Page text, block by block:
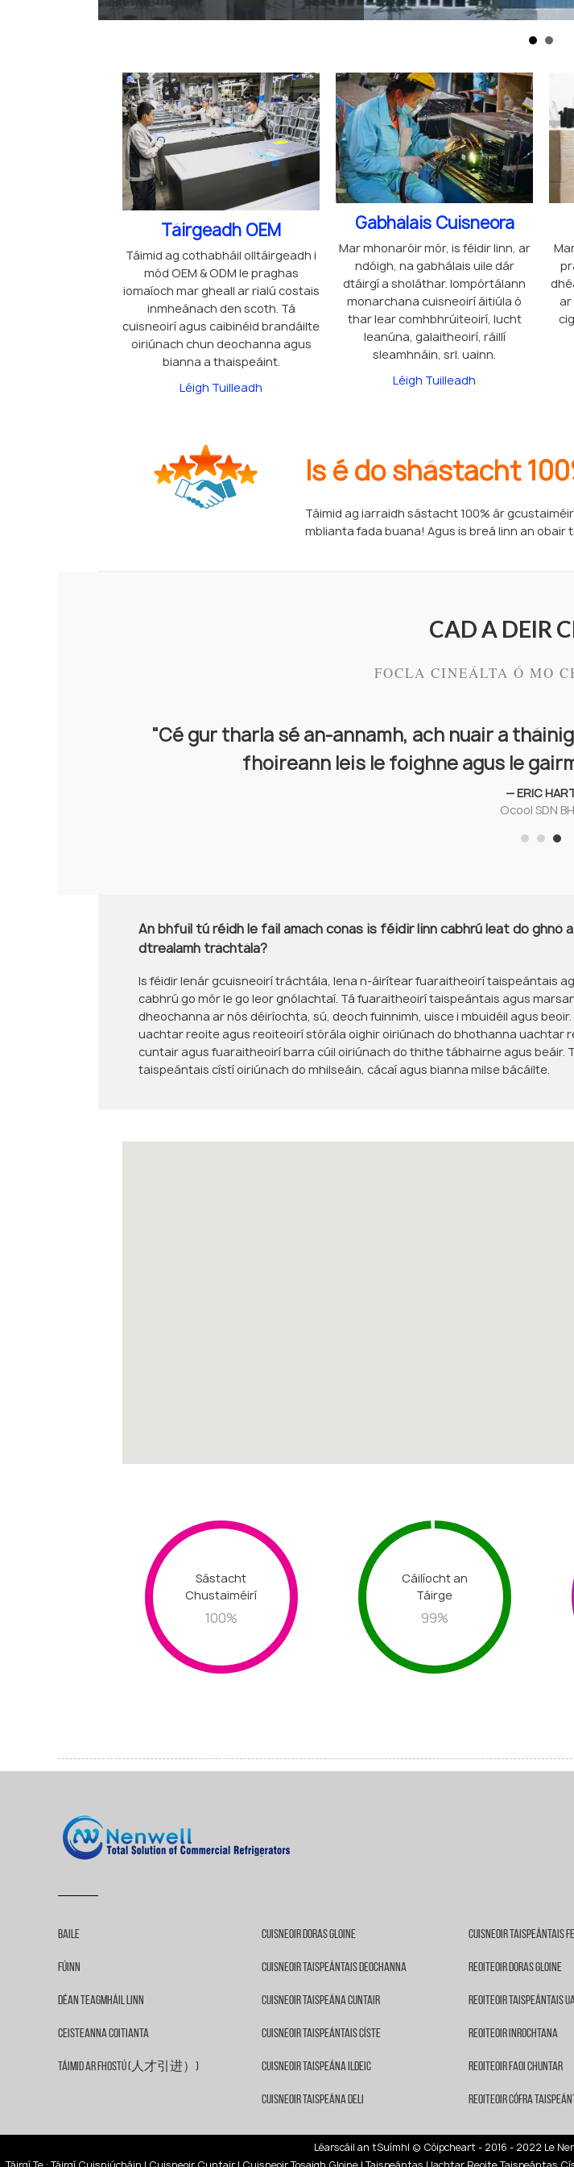
Táirgeadh OEM
Táimid ag cothabháil olltáirgeadh i
mód OEM & ODM le praghas
iomaíoch mar gheall ar rialú costais
inmheánach den scoth. Tá
cuisneoirí agus caibinéid brandáilte
oiriúnach chun deochanna agus
bianna a thaispeáint.
Léigh Tuilleadh
Gabhálais Cuisneora
Mar mhonaróir mór, is féidir linn, ar
ndóigh, na gabhálais uile dár
dtáirgí a sholáthar. Iompórtálann
monarchana cuisneoirí áitiúla ó
thar lear comhbhrúiteoirí, lucht
leanúna, galaitheoirí, ráillí
sleamhnáin, srl. uainn.
Léigh Tuilleadh
ar
Is é do shástacht
Táimid ag iarraidh sástacht 100% ár
mblianta fada buana! Agus is breá linn an obair
CAD A DEIR
FOCLA CINEÁLTA Ó MO
"Tá Nenwell ag láimhseáil saolré
— KELLY
"Cé gur tharla sé an-annamh, ach nuair a
fhoireann leis le foighne agus le
— ERIC
Ocool SDN
dtrealamh tráchtála?
Is féidir lenár gcuisneoirí tráchtála, lena n-áirítear fuaraitheoirí taispeántais
dheochanna ar nós déiríochta, sú, deoch fuinnimh, uisce i mbuidéil agus
uachtar reoite agus reoiteoirí stórála oighir oiriúnach do bhothanna uachtar
cuntair agus fuaraitheoirí barra cúil oiriúnach do thithe tábhairne agus beáir.
taispeántais cístí oiriúnach do mhilseáin, cácaí agus bianna milse bácáilte.
100% 99%
Fúinn
Déan Teagmháil Linn
Ceisteanna Coitianta
Táimid Ar Fhostú (人才引进）)
Cuisneoir Taispeántais Deochanna
Cuisneoir Taispeána Cuntair
Cuisneoir Taispeántais Císte
Cuisneoir Taispeána Ildeic
Cuisneoir Taispeána Deli
Reoiteoir Doras Gloine
Reoiteoir Taispeántais
Reoiteoir Inrochtana
Reoiteoir Faoi Chuntar
Reoiteoir Cófra
Táirgí Te:Táirgí Cuisniúcháin|Cuisneoir Cuntair|Cuisneoir Tosaigh Gloine|Taispeántas Uachtar ReoiteTaispeántas